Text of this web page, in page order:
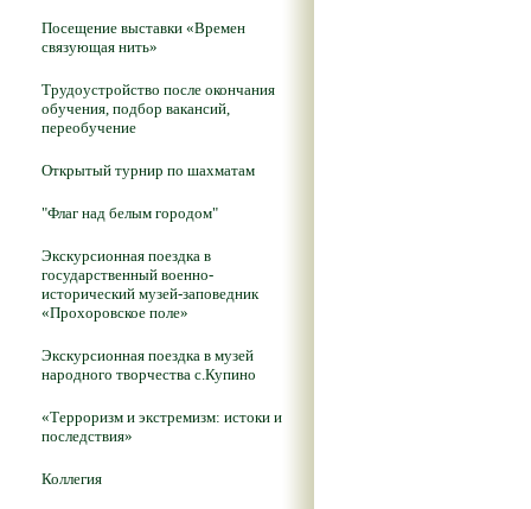
Посещение выставки «Времен
связующая нить»
Трудоустройство после окончания
обучения, подбор вакансий,
переобучение
Открытый турнир по шахматам
"Флаг над белым городом"
Экскурсионная поездка в
государственный военно-
исторический музей-заповедник
«Прохоровское поле»
Экскурсионная поездка в музей
народного творчества с.Купино
«Терроризм и экстремизм: истоки и
последствия»
Коллегия